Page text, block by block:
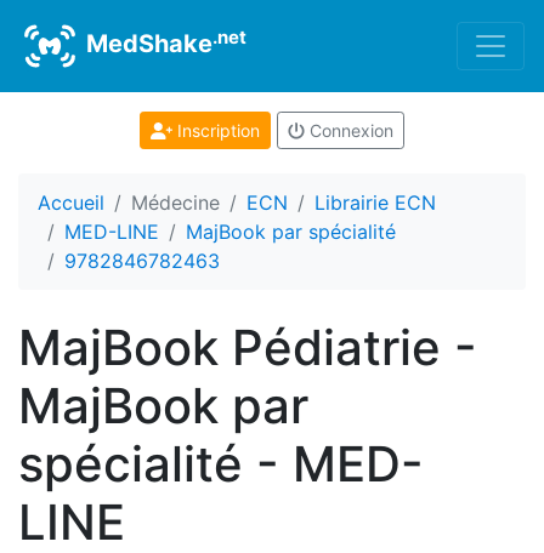
MedShake.net
Inscription Connexion
Accueil Médecine ECN
Librairie ECN
MED-LINE
MajBook par spécialité
9782846782463
MajBook Pédiatrie -
MajBook par
spécialité - MED-
LINE